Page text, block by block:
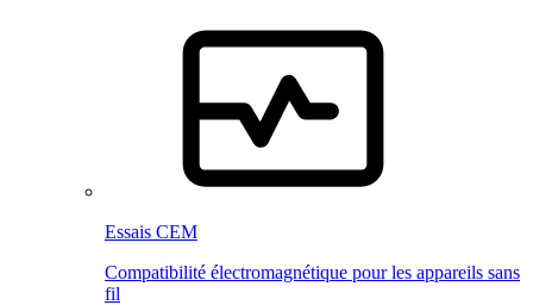
Essais CEM
Compatibilité électromagnétique pour les appareils sans
fil